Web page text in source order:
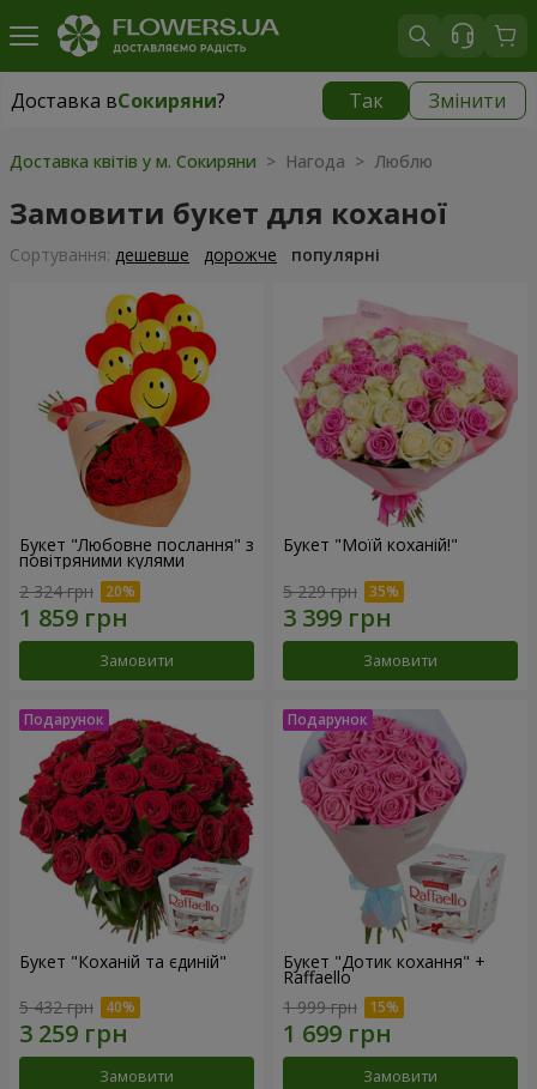
Доставка вСокиряни? Так Змінити
Доставка вСокиряни|
Доставка квітів у м. Сокиряни > Нагода > Люблю
Замовити букет для коханої
Сортування: дешевше дорожче популярні
Букет "Любовне послання" з
повітряними кулями
2 324 грн
Замовити
Букет "Моїй коханій!"
5 229 грн
Замовити
Букет "Коханій та єдиній"
5 432 грн
Замовити
Букет "Дотик кохання" +
Raffaello
1 999 грн
Замовити